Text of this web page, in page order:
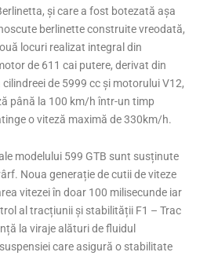
și care a fost botezată așa
berlinette construite vreodată,
locuri realizat integral din
de 611 cai putere, derivat din
de 5999 cc și motorului V12,
până la 100 km/h într-un timp
o viteză maximă de 330km/h.
modelului 599 GTB sunt susținute
Noua generație de cutii de viteze
vitezei în doar 100 milisecunde iar
al tracțiunii și stabilității F1 – Trac
la viraje alături de fluidul
care asigură o stabilitate